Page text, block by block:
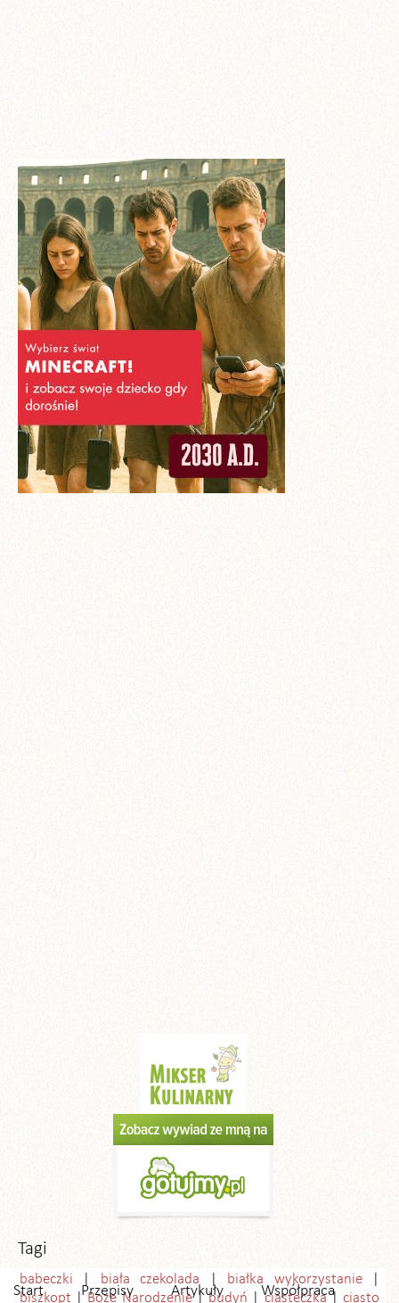
Tagi
babeczki biała czekolada
białka wykorzystanie
biszkopt
Boże Narodzenie budyń ciasteczka ciasto
Start Przepisy Artykuły
Współpraca